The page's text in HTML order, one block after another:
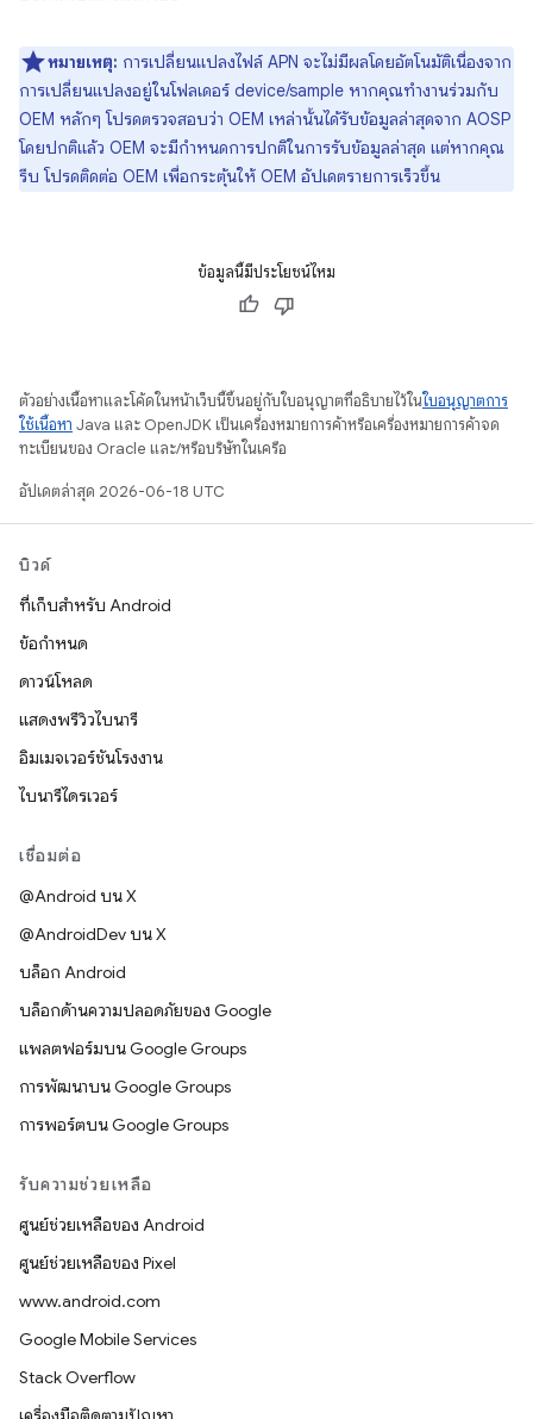
หมายเหตุ: การเปลี่ยนแปลงไฟล์ APN จะไม่มีผลโดยอัตโนมัติเนื่องจาก
การเปลี่ยนแปลงอยู่ในโฟลเดอร์ device/sample หากคุณทำงานร่วมกับ
OEM หลักๆ โปรดตรวจสอบว่า OEM เหล่านั้นได้รับข้อมูลล่าสุดจาก AOSP
โดยปกติแล้ว OEM จะมีกำหนดการปกติในการรับข้อมูลล่าสุด แต่หากคุณ
รีบ โปรดติดต่อ OEM เพื่อกระตุ้นให้ OEM อัปเดตรายการเร็วขึ้น
ข้อมูลนี้มีประโยชน์ไหม
ตัวอย่างเนื้อหาและโค้ดในหน้าเว็บนี้ขึ้นอยู่กับใบอนุญาตที่อธิบายไว้ในใบอนุญาตการ
ใช้เนื้อหา Java และ OpenJDK เป็นเครื่องหมายการค้าหรือเครื่องหมายการค้าจด
ทะเบียนของ Oracle และ/หรือบริษัทในเครือ
อัปเดตล่าสุด 2026-06-18 UTC
บิวด์
ที่เก็บสำหรับ Android
ข้อกำหนด
ดาวน์โหลด
แสดงพรีวิวไบนารี
อิมเมจเวอร์ชันโรงงาน
ไบนารีไดรเวอร์
เชื่อมต่อ
@Android บน X
@AndroidDev บน X
บล็อก Android
บล็อกด้านความปลอดภัยของ Google
แพลตฟอร์มบน Google Groups
การพัฒนาบน Google Groups
การพอร์ตบน Google Groups
รับความช่วยเหลือ
ศูนย์ช่วยเหลือของ Android
ศูนย์ช่วยเหลือของ Pixel
www.android.com
Google Mobile Services
Stack Overflow